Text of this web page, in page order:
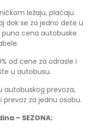
ležaju, plaćaju
dok se za jedno dete u
cena autobuske
od cene za odrasle i
u autobusu.
autobuskog prevoza,
za jednu osobu.
– SEZONA: